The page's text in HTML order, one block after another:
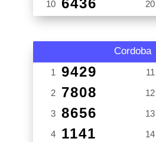
10 6436 20
Cordoba
1 9429
2 7808
3 8656
4 1141
11
12
13
14